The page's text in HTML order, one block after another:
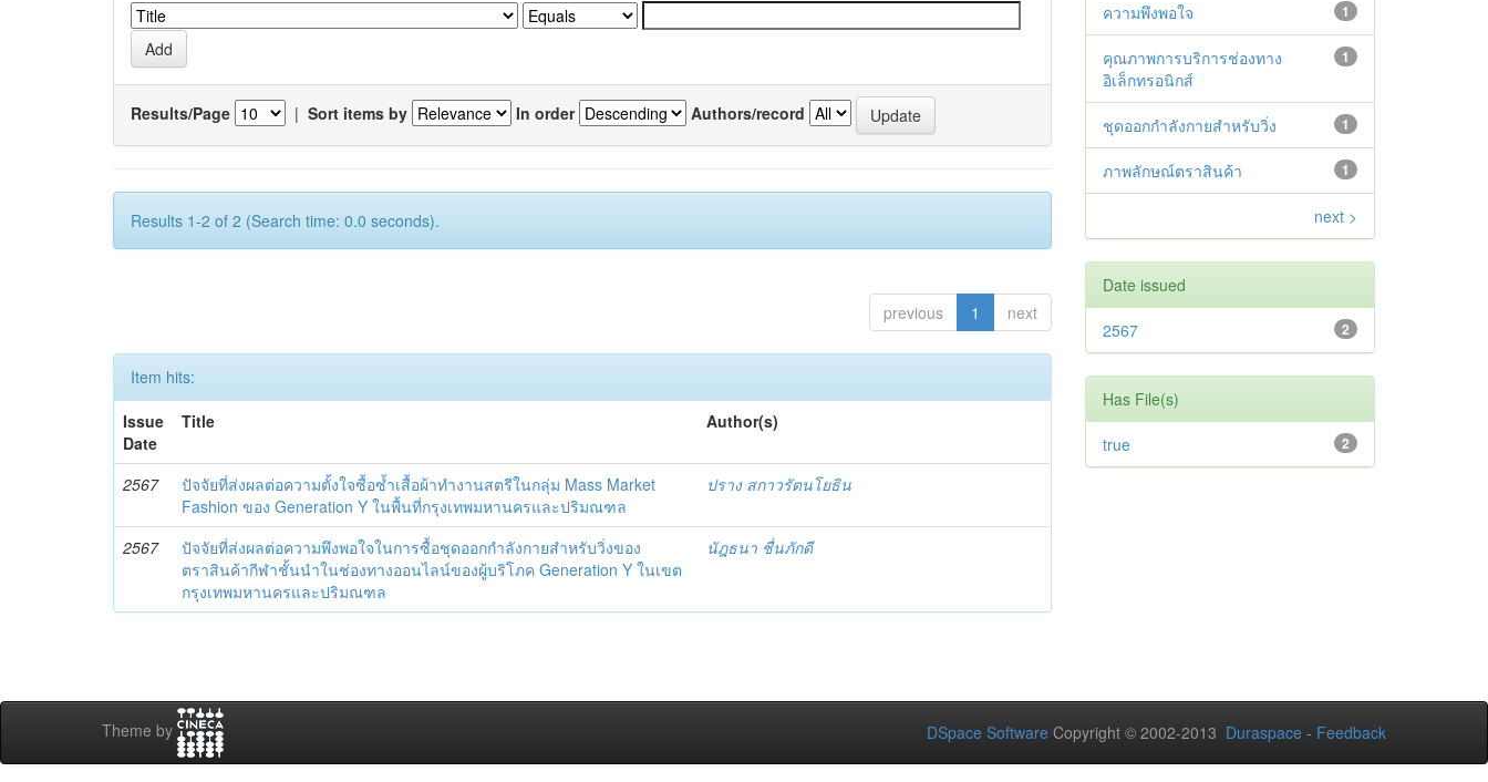
Results/Page | Sort items by In order Authors/record
Results 1-2 of 2 (Search time: 0.0 seconds).
previous 1 next
Item hits:
Issue
Date
Title Author(s)
2567
ปัจจัยที่ส่งผลต่อความตั้งใจซื้อซ้ำเสื้อผ้าทำงานสตรีในกลุ่ม Mass Market
Fashion ของ Generation Y ในพื้นที่กรุงเทพมหานครและปริมณฑล
ปราง สกาวรัตนโยธิน
2567
ปัจจัยที่ส่งผลต่อความพึงพอใจในการซื้อชุดออกกำลังกายสำหรับวิ่งของ
ตราสินค้ากีฬาชั้นนำในช่องทางออนไลน์ของผู้บริโภค Generation Y ในเขต
กรุงเทพมหานครและปริมณฑล
นัฎธนา ชื่นภักดี
1
ความพึงพอใจ
1
คุณภาพการบริการช่องทาง
อิเล็กทรอนิกส์
1
ชุดออกกำลังกายสำหรับวิ่ง
1
ภาพลักษณ์ตราสินค้า
next >
Date issued
2
2567
Has File(s)
2
true
Theme by DSpace Software Copyright © 2002-2013 Duraspace - Feedback